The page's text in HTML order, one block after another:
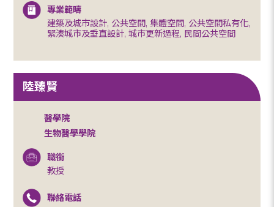
專業範疇
建築及城市設計, 公共空間, 集體空間, 公共空間私有化,
緊湊城市及垂直設計, 城市更新過程, 民間公共空間
陸臻賢
醫學院
生物醫學學院
職銜
教授
聯絡電話